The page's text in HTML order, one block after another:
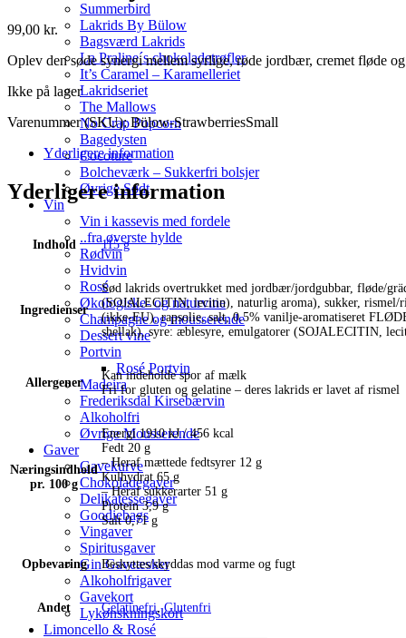
Summerbird
Lakrids By Bülow
Bagsværd Lakrids
La Praline´s chokoladetrøfler
It’s Caramel – Karamelleriet
Lakridseriet
The Mallows
No Crap Popcorn
Bagedysten
Cocoture
Bolcheværk – Sukkerfri bolsjer
Øvrige Sødt
Vin
Vin i kassevis med fordele
..fra øverste hylde
Rødvin
Hvidvin
Rosé
Økologiske- og naturvine
Champagne og mousserende
Dessert vine
Portvin
Rosé Portvin
Madeira
Frederiksdal Kirsebærvin
Alkoholfri
Øvrige Mousserende
Gaver
Gavekurve
Chokoladegaver
Delikatessegaver
Goodiebags
Vingaver
Spiritusgaver
Gin Gaveæsker
Alkoholfrigaver
Gavekort
Lykønskningskort
Limoncello & Rosé
99,00 kr.
Oplev den søde synergi mellem syrlige, røde jordbær, cremet fløde
Ikke på lager
Varenummer (SKU):Bülow-StrawberriesSmall
Yderligere information
Yderligere information
Indhold 115 g
Ingredienser
Sød lakrids overtrukket med jordbær/jordgubbar, fløde/
(SOJALECITIN, lecitin), naturlig aroma), sukker,
(ikke-EU), rapsolie, salt, 0.5% vanilje-aromatiseret
shellak), syre: æblesyre, emulgatorer (SOJALECITIN,
Allergener
Kan indeholde spor af mælk
Fri for gluten og gelatine – deres lakrids er lavet af rismel
Næringsindhold
pr. 100 g
Energi 1910 kJ / 456 kcal
Fedt 20 g
– Heraf mættede fedtsyrer 12 g
Kulhydrat 65 g
– Heraf sukkerarter 51 g
Protein 3,9 g
Salt 0,71 g
Opbevaring Beskyttes/skyddas mod varme og fugt
Andet Gelatinefri,Glutenfri